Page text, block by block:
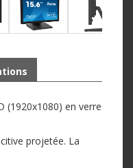
(1920x1080) en verre
projetée. La